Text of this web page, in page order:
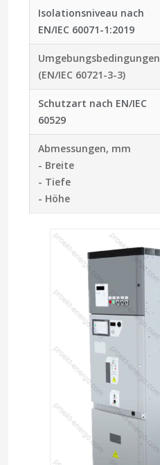
Isolationsniveau nach
EN/IEC 60071-1:2019
Umgebungsbedingungen
(EN/IEC 60721-3-3)
Schutzart nach EN/IEC
60529
Abmessungen, mm
- Breite
- Tiefe
- Höhe